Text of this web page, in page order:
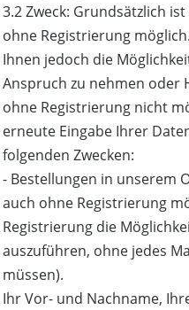
3.2 Zweck: Grundsätzlich
ohne Registrierung
Ihnen jedoch die
Anspruch zu nehmen oder
ohne Registrierung nicht
erneute Eingabe Ihrer
folgenden Zwecken:
- Bestellungen in unserem
auch ohne Registrierung
Registrierung die
auszuführen, ohne jedes
müssen).
Ihr Vor- und Nachname,